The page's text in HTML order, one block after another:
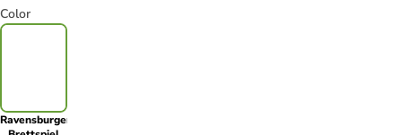
Color
Ravensburger